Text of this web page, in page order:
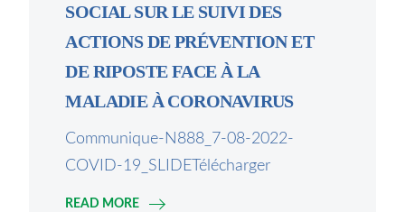
SOCIAL SUR LE SUIVI DES
ACTIONS DE PRÉVENTION ET
DE RIPOSTE FACE À LA
MALADIE À CORONAVIRUS
Communique-N888_7-08-2022-
COVID-19_SLIDETélécharger
READ MORE